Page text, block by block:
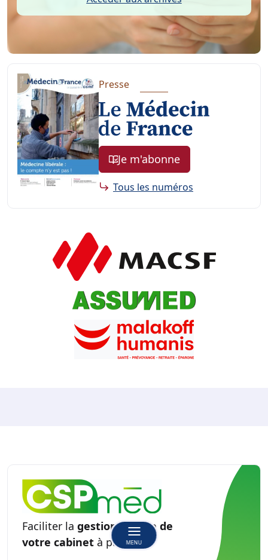
Presse
Je m'abonne
Tous les numéros
Faciliter la gestion sociale de
votre cabinet à partir de
MENU